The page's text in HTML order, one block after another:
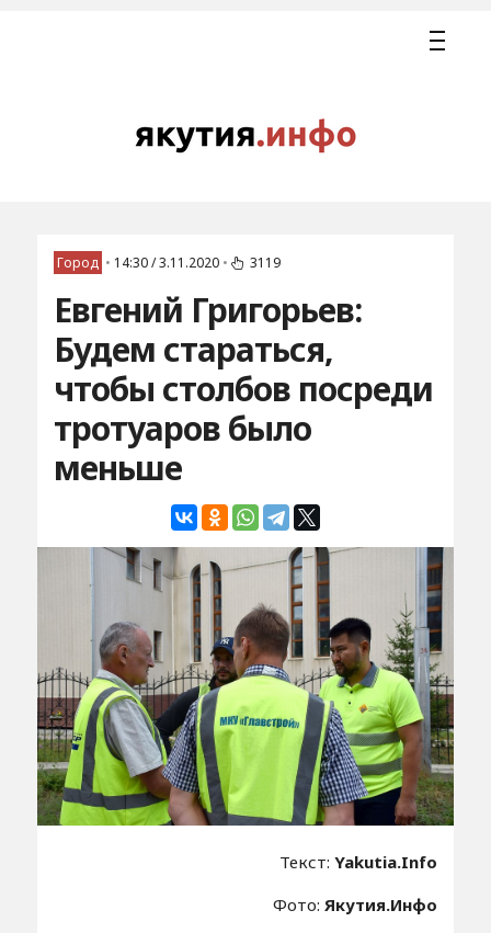
Город • 14:30 / 3.11.2020 • 3119
Евгений Григорьев:
Будем стараться,
чтобы столбов посреди
тротуаров было
меньше
Текст:Yakutia.Info
Фото: Якутия.Инфо